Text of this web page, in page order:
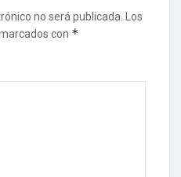
no será publicada.
Los
con *